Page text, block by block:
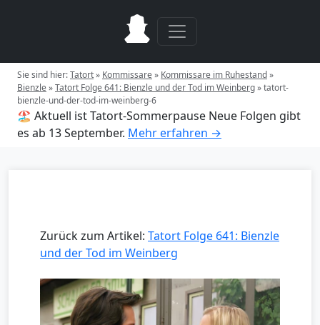
Sie sind hier:Tatort» Kommissare» Kommissare im Ruhestand»
Bienzle»Tatort Folge 641: Bienzle und der Tod im Weinberg»tatort-
bienzle-und-der-tod-im-weinberg-6
🏖️ Aktuell ist Tatort-Sommerpause Neue Folgen gibt
es ab 13 September. Mehr erfahren →
Zurück zum Artikel: Tatort Folge 641: Bienzle
und der Tod im Weinberg